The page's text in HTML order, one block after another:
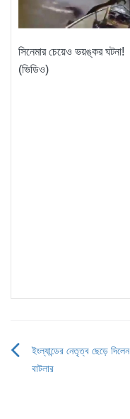
সিনেমার চেয়েও ভয়ঙ্কর ঘটনা!
(ভিডিও)
Post
ইংল্যান্ডের নেতৃত্ব ছেড়ে দিলেন
বাটলার